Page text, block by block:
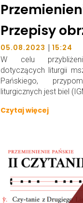
Przepisy
05.08.2023 | 15:24
W celu
dotyczących liturgii
Pańskiego,
liturgicznych jest biel
Czytaj więcej